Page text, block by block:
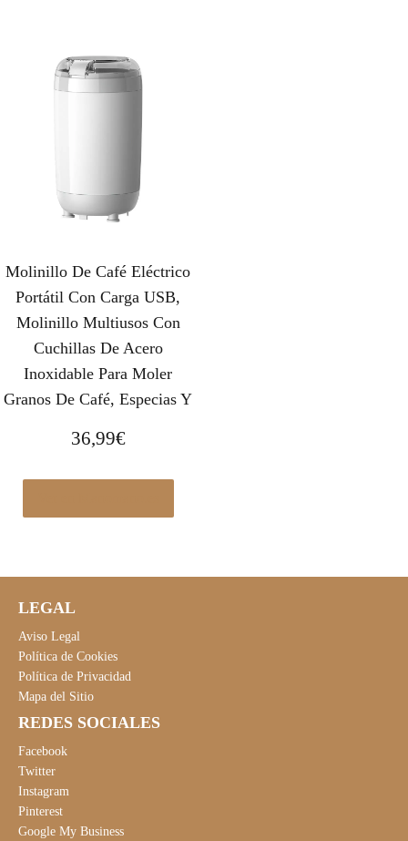
Molinillo De Café Eléctrico
Portátil Con Carga USB,
Molinillo Multiusos Con
Cuchillas De Acero
Inoxidable Para Moler
Granos De Café, Especias Y
36,99€
LEGAL
Aviso Legal
Política de Cookies
Política de Privacidad
Mapa del Sitio
REDES SOCIALES
Facebook
Twitter
Instagram
Pinterest
Google My Business